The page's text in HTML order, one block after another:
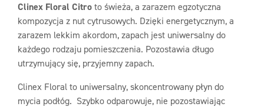
Clinex Floral Citroto świeża, a zarazem egzotyczna
kompozycja z nut cytrusowych. Dzięki energetycznym, a
zarazem lekkim akordom, zapach jest uniwersalny do
każdego rodzaju pomieszczenia. Pozostawia długo
utrzymujący się, przyjemny zapach.
Clinex Floral to uniwersalny, skoncentrowany płyn do
mycia podłóg. Szybko odparowuje, nie pozostawiając